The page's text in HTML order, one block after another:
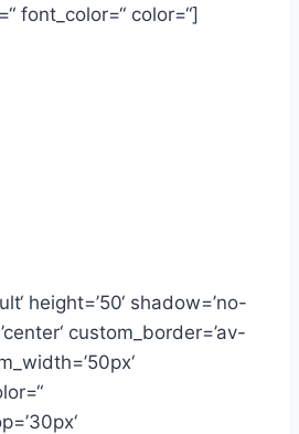
font_color=“ color=“]
height=’50‘ shadow=’no-
custom_border=’av-